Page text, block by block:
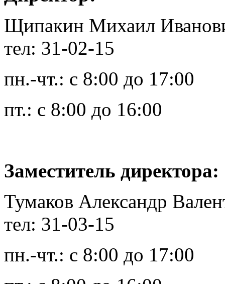
Щипакин Михаил
тел: 31-02-15
пн.-чт.: с 8:00 до 17:00
пт.: с 8:00 до 16:00
Заместитель директора:
Тумаков Александр
тел: 31-03-15
пн.-чт.: с 8:00 до 17:00